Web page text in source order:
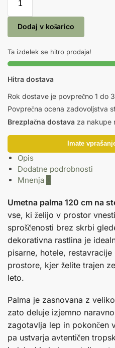
Dodaj v košarico
Ta izdelek se hitro prodaja!
Hitra dostava
Rok dostave je povprečno 1 do
Povprečna ocena zadovoljstva
Brezplačna dostava za nakupe
Imate
Opis
Dodatne podrobnosti
Mnenja
Umetna palma 120 cm na
vse, ki želijo v prostor
sproščenosti brez skrbi
dekorativna rastlina je
pisarne, hotele,
prostore, kjer želite trajen
leto.
Palma je zasnovana z
zato deluje izjemno
zagotavlja lep in pokončen
pa ustvarja avtentičen